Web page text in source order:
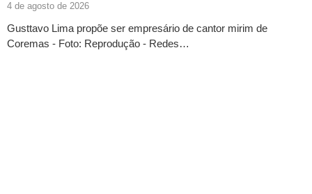
4 de agosto de 2026
Gusttavo Lima propõe ser empresário de cantor mirim de
Coremas - Foto: Reprodução - Redes…